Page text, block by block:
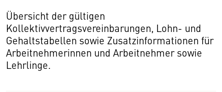
Übersicht der gültigen
Kollektivvertragsvereinbarungen, Lohn- und
Gehaltstabellen sowie Zusatzinformationen für
Arbeitnehmerinnen und Arbeitnehmer sowie
Lehrlinge.